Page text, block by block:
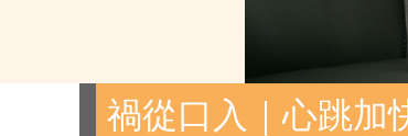
禍從口入｜心跳加